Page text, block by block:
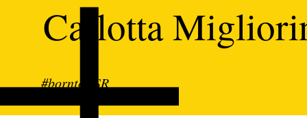
Carlotta
#borntoCSR